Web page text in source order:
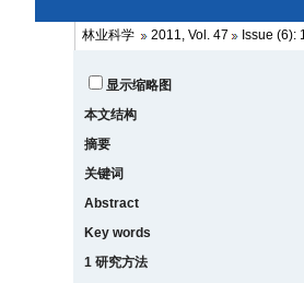
林业科学 2011, Vol. 47 Issue (6):
显示缩略图
本文结构
摘要
关键词
Abstract
Key words
1 研究方法